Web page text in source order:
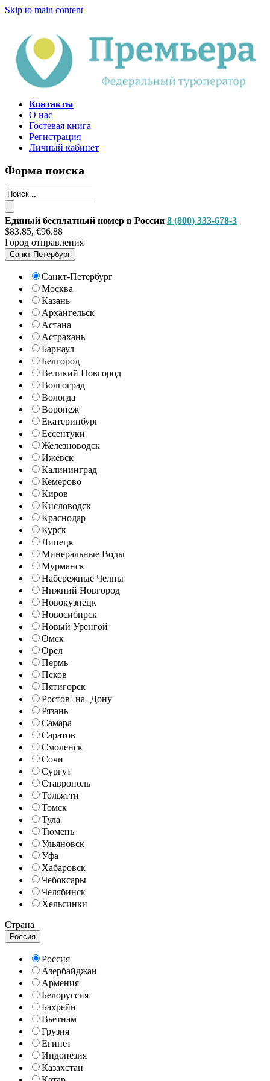
Skip to main content
Контакты
О нас
Гостевая книга
Регистрация
Личный кабинет
Форма поиска
Единый бесплатный номер в России 8 (800) 333-678-3
$83.85, €96.88
Город отправления
Санкт-Петербург
Санкт-Петербург
Москва
Казань
Архангельск
Астана
Астрахань
Барнаул
Белгород
Великий Новгород
Волгоград
Вологда
Воронеж
Екатеринбург
Ессентуки
Железноводск
Ижевск
Калининград
Кемерово
Киров
Кисловодск
Краснодар
Курск
Липецк
Минеральные Воды
Мурманск
Набережные Челны
Нижний Новгород
Новокузнецк
Новосибирск
Новый Уренгой
Омск
Орел
Пермь
Псков
Пятигорск
Ростов- на- Дону
Рязань
Самара
Саратов
Смоленск
Сочи
Сургут
Ставрополь
Тольятти
Томск
Тула
Тюмень
Ульяновск
Уфа
Хабаровск
Чебоксары
Челябинск
Хельсинки
Страна
Россия
Россия
Азербайджан
Армения
Белоруссия
Бахрейн
Вьетнам
Грузия
Египет
Индонезия
Казахстан